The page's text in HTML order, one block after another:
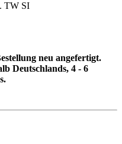
TW SI
neu angefertigt.
Deutschlands, 4 - 6